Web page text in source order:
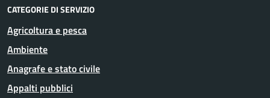
CATEGORIE DI SERVIZIO
Agricoltura e pesca
Ambiente
Anagrafe e stato civile
Appalti pubblici